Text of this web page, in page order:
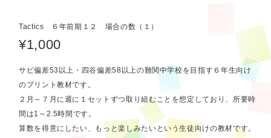
Tactics ６年前期１２ 場合の数（１）
¥1,000
サピ偏差53以上・四谷偏差58以上の難関中学校を目指す６年生向け
のプリント教材です。
２月～７月に週に１セットずつ取り組むことを想定しており、所要時
間は1～2.5時間です。
算数を得意にしたい、もっと楽しみたいという生徒向けの教材です。